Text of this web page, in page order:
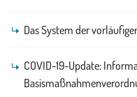
Das System der
COVID-19-Update: